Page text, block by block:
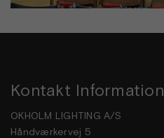
Kontakt Information
OKHOLM LIGHTING A/S
Håndværkervej 5